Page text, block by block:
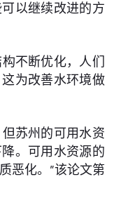
以继续改进的方
不断优化，人们
为改善水环境做
苏州的可用水资
。可用水资源的
恶化。”该论文第